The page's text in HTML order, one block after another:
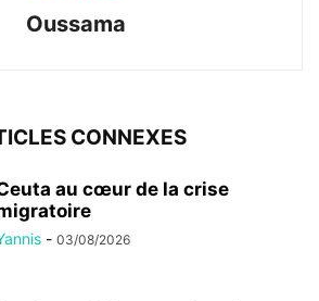
Oussama
CONNEXES
au cœur de la crise
- 03/08/2026